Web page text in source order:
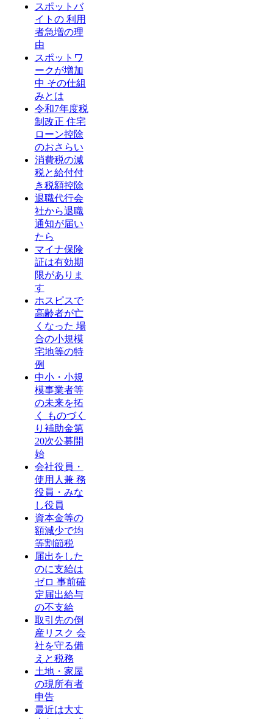
スポットバ
イトの 利用
者急増の理
由
スポットワ
ークが増加
中 その仕組
みとは
令和7年度税
制改正 住宅
ローン控除
のおさらい
消費税の減
税と給付付
き税額控除
退職代行会
社から退職
通知が届い
たら
マイナ保険
証は有効期
限がありま
す
ホスピスで
高齢者が亡
くなった 場
合の小規模
宅地等の特
例
中小・小規
模事業者等
の未来を拓
く ものづく
り補助金第
20次公募開
始
会社役員・
使用人兼 務
役員・みな
し役員
資本金等の
額減少で均
等割節税
届出をした
のに支給は
ゼロ 事前確
定届出給与
の不支給
取引先の倒
産リスク 会
社を守る備
えと税務
土地・家屋
の現所有者
申告
最近は大丈